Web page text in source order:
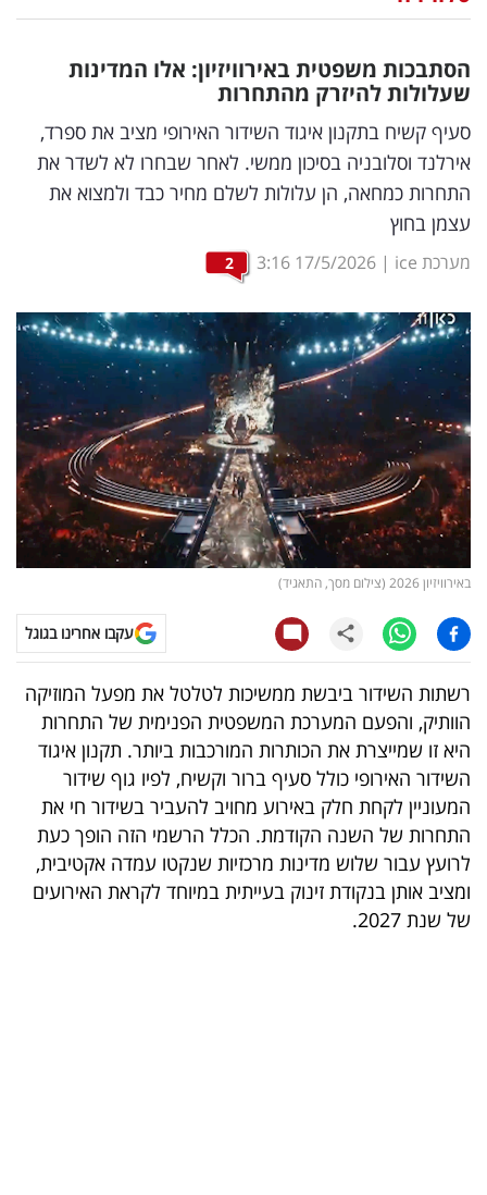
דיגיטל
וטק
שיווק
ופרסום
משפט
מדדים
ומחקרים
דעות
רכילות
עסקית
קריפטו
ויראלי
טלוויזיה
עסקי
ספורט
קריירה
ולימודים
מינויים
רייטינג
הסתבכות משפטית באירוויזיון: אלו המדינות
שעלולות להיזרק מהתחרות
סעיף קשיח בתקנון איגוד השידור האירופי מציב את ספרד,
אירלנד וסלובניה בסיכון ממשי. לאחר שבחרו לא לשדר את
התחרות כמחאה, הן עלולות לשלם מחיר כבד ולמצוא את
עצמן בחוץ
מערכת ice |
17/5/2026
3:16
2
באירוויזיון 2026 (צילום מסך, התאגיד)
עקבו אחרינו בגוגל
רשתות השידור ביבשת ממשיכות לטלטל את מפעל המוזיקה
הוותיק, והפעם המערכת המשפטית הפנימית של התחרות
היא זו שמייצרת את הכותרות המורכבות ביותר. תקנון איגוד
השידור האירופי כולל סעיף ברור וקשיח, לפיו גוף שידור
המעוניין לקחת חלק באירוע מחויב להעביר בשידור חי את
התחרות של השנה הקודמת. הכלל הרשמי הזה הופך כעת
לרועץ עבור שלוש מדינות מרכזיות שנקטו עמדה אקטיבית,
ומציב אותן בנקודת זינוק בעייתית במיוחד לקראת האירועים
של שנת 2027.